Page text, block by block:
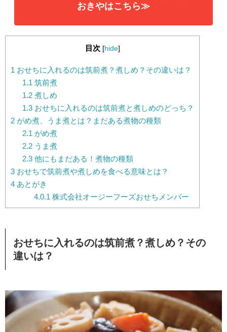
おきやはこちら≫
目次 [hide]
1 おせちに入れるのは筑前煮？煮しめ？その違いは？
1.1 筑前煮
1.2煮しめ
1.3おせちに入れるのは筑前煮と煮しめのどっち？
2 がめ煮、うま煮とは？まだある煮物の種類
2.1 がめ煮
2.2うま煮
2.3他にもまだある！煮物の種類
3 おせちで筑前煮や煮しめを食べる意味とは？
4 あとがき
4.0.1 株式会社オージーフーズおせちメンバー
おせちに入れるのは筑前煮？煮しめ？その
違いは？